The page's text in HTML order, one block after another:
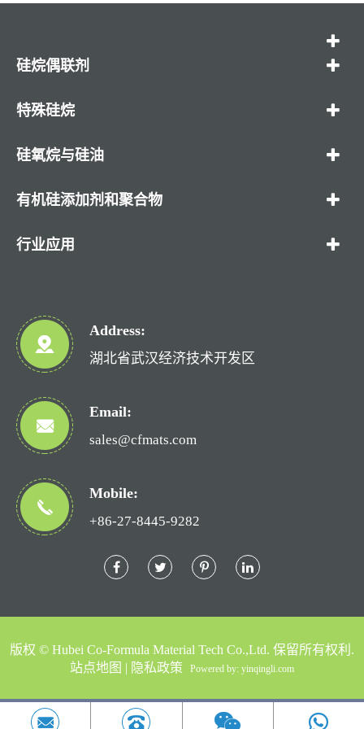
硅烷偶联剂
特殊硅烷
硅氧烷与硅油
有机硅添加剂和聚合物
行业应用
Address:
湖北省武汉经济技术开发区
Email:
sales@cfmats.com
Mobile:
+86-27-8445-9282
版权 © Hubei Co-Formula Material Tech Co.,Ltd. 保留所有权利.
站点地图 | 隐私政策 Powered by: yinqingli.com